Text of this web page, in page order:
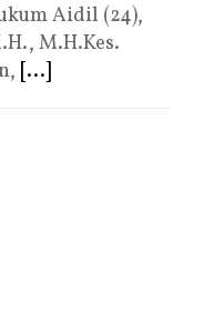
Aidil (24),
M.H.Kes.
[...]